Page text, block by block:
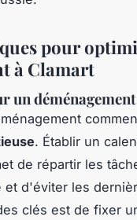
pour
à Clamart
un
. Établir un
de répartir les
et d'éviter les
clés est de fixer